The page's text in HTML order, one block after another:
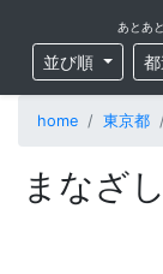
あとあ
並び順
home 東京都
まなざ